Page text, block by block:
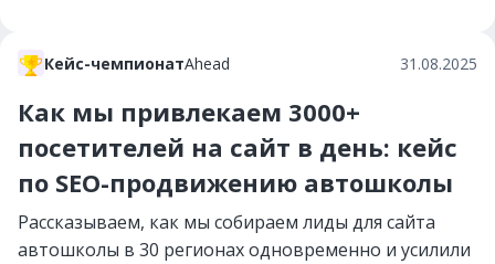
Кейс-чемпионатAhead 31.08.2025
Как мы привлекаем 3000+
посетителей на сайт в день: кейс
по SEO-продвижению автошколы
Рассказываем, как мы собираем лиды для сайта
автошколы в 30 регионах одновременно и усилили